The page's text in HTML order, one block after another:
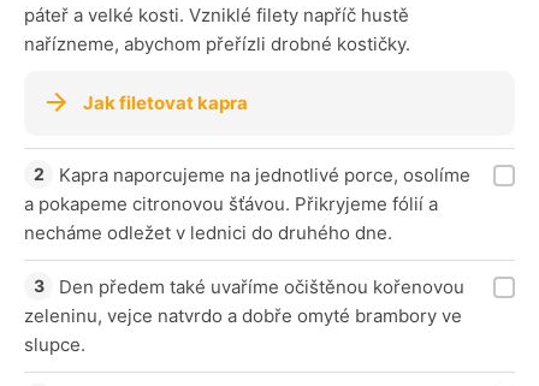
páteř a velké kosti. Vzniklé filety napříč hustě
nařízneme, abychom přeřízli drobné kostičky.
Jak filetovat kapra
Kapra naporcujeme na jednotlivé porce, osolíme
a pokapeme citronovou šťávou. Přikryjeme fólií a
necháme odležet v lednici do druhého dne.
Den předem také uvaříme očištěnou kořenovou
zeleninu, vejce natvrdo a dobře omyté brambory ve
slupce.